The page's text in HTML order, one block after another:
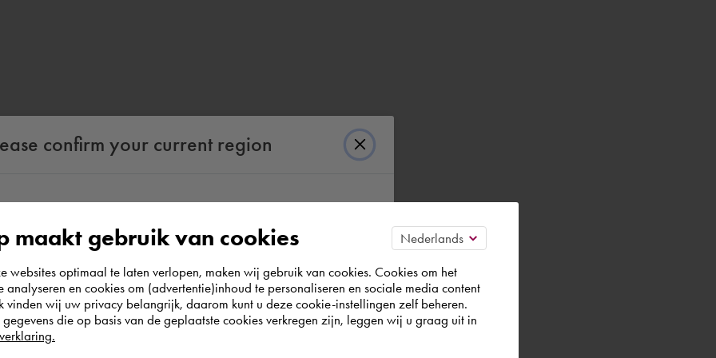
Professional, Enterprice oder Ultimate.
confirm your current region
According to us you are situated in Rest of the
world. Please confirm in which country you
wish to shop.
Deutschland
maakt gebruik van cookies
websites optimaal te laten verlopen, maken wij gebruik van cookies. Cookies om het
analyseren en cookies om (advertentie)inhoud te personaliseren en sociale media content
vinden wij uw privacy belangrijk, daarom kunt u deze cookie-instellingen zelf beheren.
die op basis van de geplaatste cookies verkregen zijn, leggen wij u graag uit in